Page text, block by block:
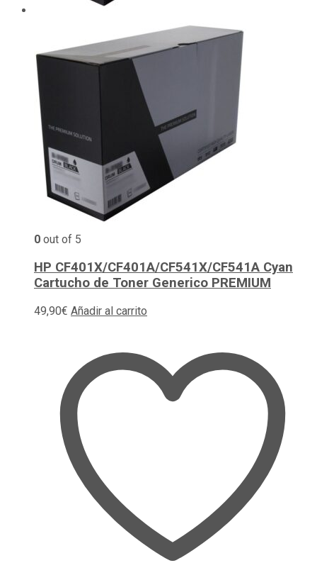
0 out of 5
HP CF401X/CF401A/CF541X/CF541A Cyan
Cartucho de Toner Generico PREMIUM
49,90€ Añadir al carrito